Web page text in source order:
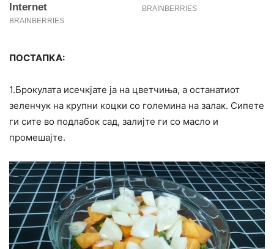
ПОСТАПКА:
1.Брокулата исечкјате ја на цветчиња, а останатиот
зеленчук на крупни коцки со големина на залак. Сипете
ги сите во подлабок сад, залијте ги со масло и
промешајте.